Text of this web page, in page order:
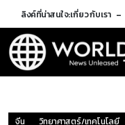
ลิงค์ที่น่าสนใจ:เกี่ยวกับเรา
จีน วิทยาศาสตร์/เทคโนโลยี